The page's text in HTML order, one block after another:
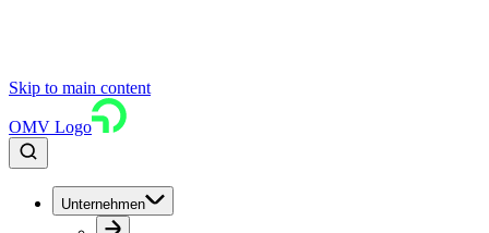
Skip to main content
OMV Logo
Unternehmen